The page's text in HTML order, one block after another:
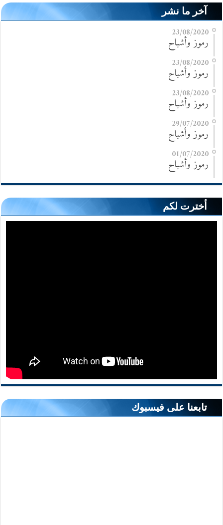
آخر ما نشر
23/08/2020
رموز وأشباح
23/08/2020
رموز وأشباح
23/08/2020
رموز وأشباح
29/07/2020
رموز وأشباح
01/07/2020
رموز وأشباح
أخترت لكم
تابعنا على فيسبوك